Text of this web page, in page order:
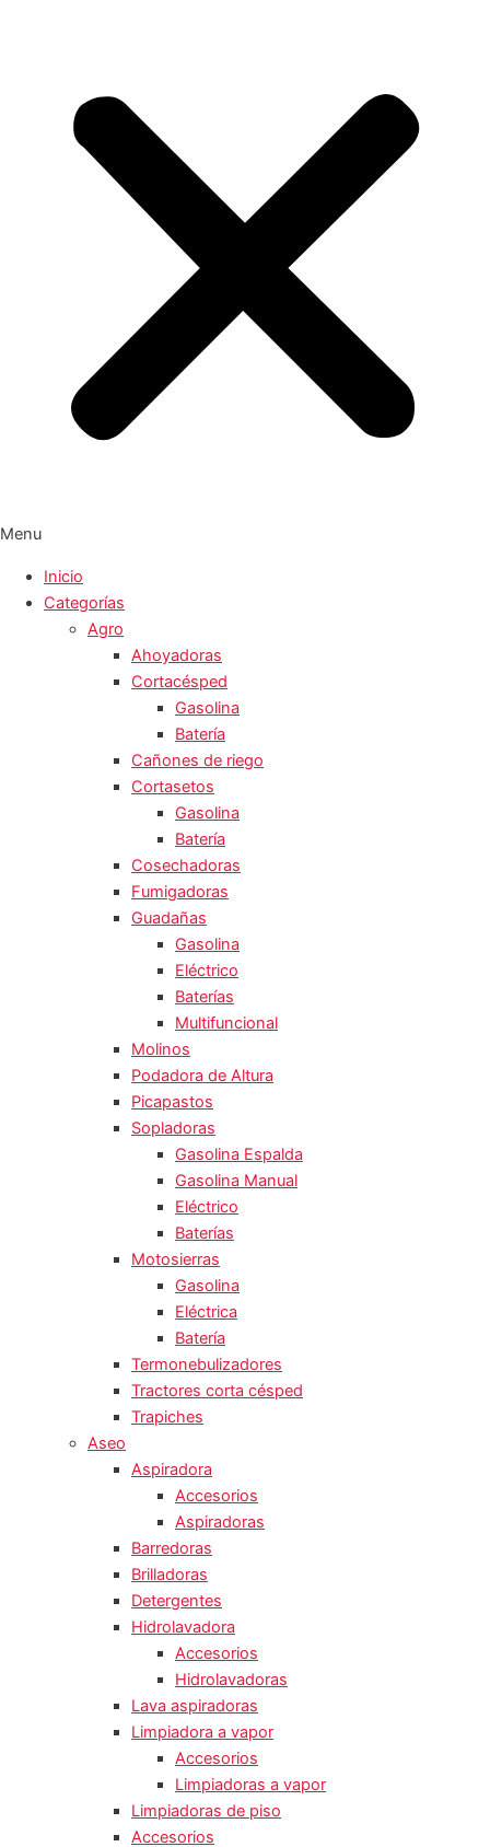
Menu
Inicio
Categorías
Agro
Ahoyadoras
Cortacésped
Gasolina
Batería
Cañones de riego
Cortasetos
Gasolina
Batería
Cosechadoras
Fumigadoras
Guadañas
Gasolina
Eléctrico
Baterías
Multifuncional
Molinos
Podadora de Altura
Picapastos
Sopladoras
Gasolina Espalda
Gasolina Manual
Eléctrico
Baterías
Motosierras
Gasolina
Eléctrica
Batería
Termonebulizadores
Tractores corta césped
Trapiches
Aseo
Aspiradora
Accesorios
Aspiradoras
Barredoras
Brilladoras
Detergentes
Hidrolavadora
Accesorios
Hidrolavadoras
Lava aspiradoras
Limpiadora a vapor
Accesorios
Limpiadoras a vapor
Limpiadoras de piso
Accesorios